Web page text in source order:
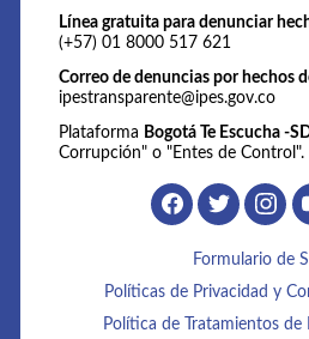
Línea gratuita para denunciar
(+57) 01 8000 517 621
Correo de denuncias por hechos
ipestransparente@ipes.gov.co
Plataforma Bogotá Te Escucha -
Corrupción" o "Entes de Control".
Formulario de
Políticas de Privacidad y
Política de Tratamientos de